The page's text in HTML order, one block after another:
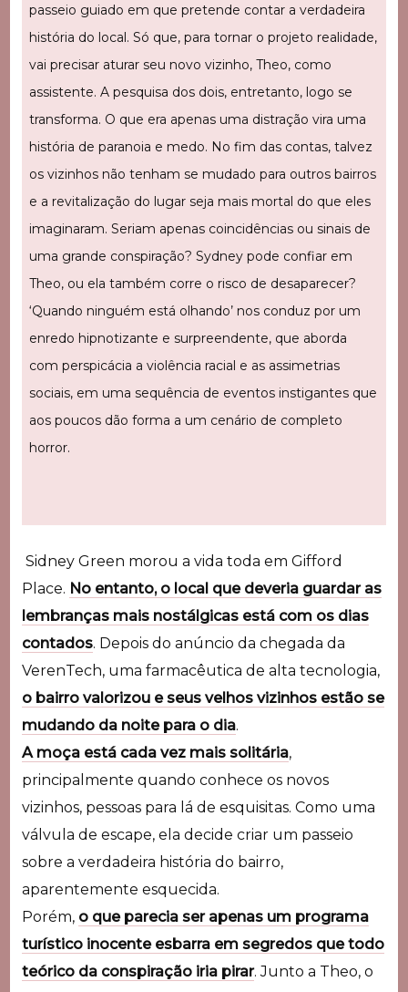
passeio guiado em que pretende contar a verdadeira
história do local. Só que, para tornar o projeto realidade,
vai precisar aturar seu novo vizinho, Theo, como
assistente. A pesquisa dos dois, entretanto, logo se
transforma. O que era apenas uma distração vira uma
história de paranoia e medo. No fim das contas, talvez
os vizinhos não tenham se mudado para outros bairros
e a revitalização do lugar seja mais mortal do que eles
imaginaram. Seriam apenas coincidências ou sinais de
uma grande conspiração? Sydney pode confiar em
Theo, ou ela também corre o risco de desaparecer?
‘Quando ninguém está olhando’ nos conduz por um
enredo hipnotizante e surpreendente, que aborda
com perspicácia a violência racial e as assimetrias
sociais, em uma sequência de eventos instigantes que
aos poucos dão forma a um cenário de completo
horror.
Sidney Green morou a vida toda em Gifford
Place. No entanto, o local que deveria guardar as
lembranças mais nostálgicas está com os dias
contados. Depois do anúncio da chegada da
VerenTech, uma farmacêutica de alta tecnologia,
o bairro valorizou e seus velhos vizinhos estão se
mudando da noite para o dia.
A moça está cada vez mais solitária,
principalmente quando conhece os novos
vizinhos, pessoas para lá de esquisitas. Como uma
válvula de escape, ela decide criar um passeio
sobre a verdadeira história do bairro,
aparentemente esquecida.
Porém, o que parecia ser apenas um programa
turístico inocente esbarra em segredos que todo
teórico da conspiração iria pirar. Junto a Theo, o